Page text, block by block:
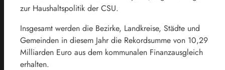
zur Haushaltspolitik der CSU.
Insgesamt werden die Bezirke, Landkreise, Städte und
Gemeinden in diesem Jahr die Rekordsumme von 10,29
Milliarden Euro aus dem kommunalen Finanzausgleich
erhalten.